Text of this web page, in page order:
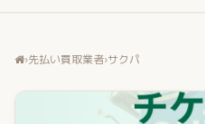
›先払い買取業者›サクパ